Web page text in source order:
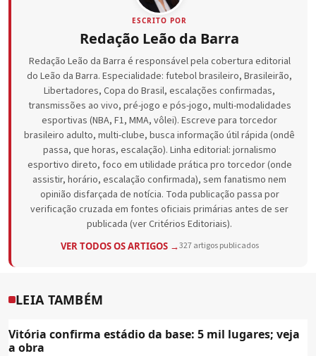
ESCRITO POR
Redação Leão da Barra
Redação Leão da Barra é responsável pela cobertura editorial
do Leão da Barra. Especialidade: futebol brasileiro, Brasileirão,
Libertadores, Copa do Brasil, escalações confirmadas,
transmissões ao vivo, pré-jogo e pós-jogo, multi-modalidades
esportivas (NBA, F1, MMA, vôlei). Escreve para torcedor
brasileiro adulto, multi-clube, busca informação útil rápida (ondê
passa, que horas, escalação). Linha editorial: jornalismo
esportivo direto, foco em utilidade prática pro torcedor (onde
assistir, horário, escalação confirmada), sem fanatismo nem
opinião disfarçada de notícia. Toda publicação passa por
verificação cruzada em fontes oficiais primárias antes de ser
publicada (ver Critérios Editoriais).
VER TODOS OS ARTIGOS →327 artigos publicados
LEIA TAMBÉM
Vitória confirma estádio da base: 5 mil lugares; veja
a obra